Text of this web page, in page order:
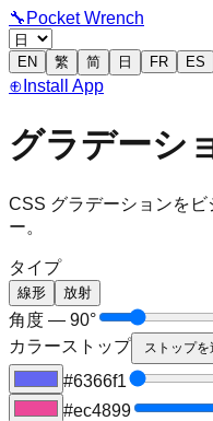
🔧 Pocket Wrench
EN 繁 简 日 FR ES
⊕ Install App
グラデーシ
CSS グラデーションを
ー。
タイプ
線形 放射
角度 — 90°
カラーストップ
ストップを
#6366f1
#ec4899